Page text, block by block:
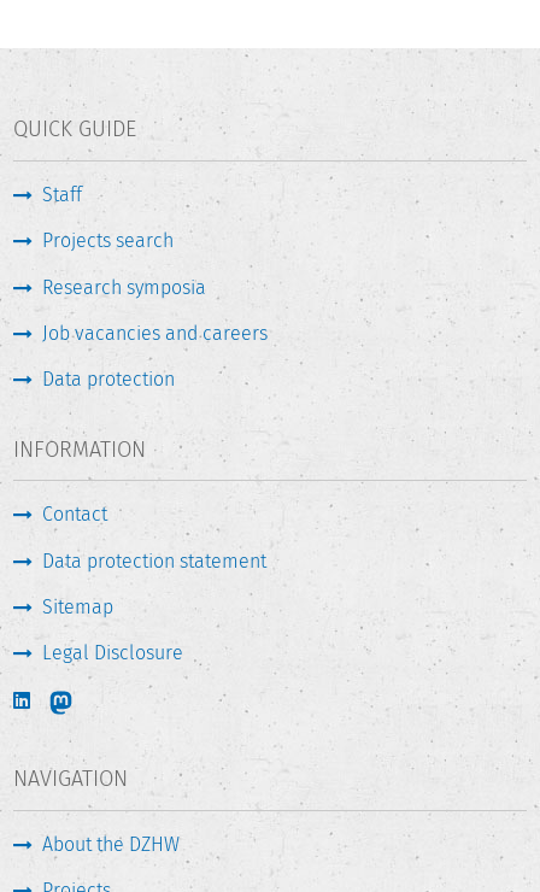
QUICK GUIDE
Staff
Projects search
Research symposia
Job vacancies and careers
Data protection
INFORMATION
Contact
Data protection statement
Sitemap
Legal Disclosure
NAVIGATION
About the DZHW